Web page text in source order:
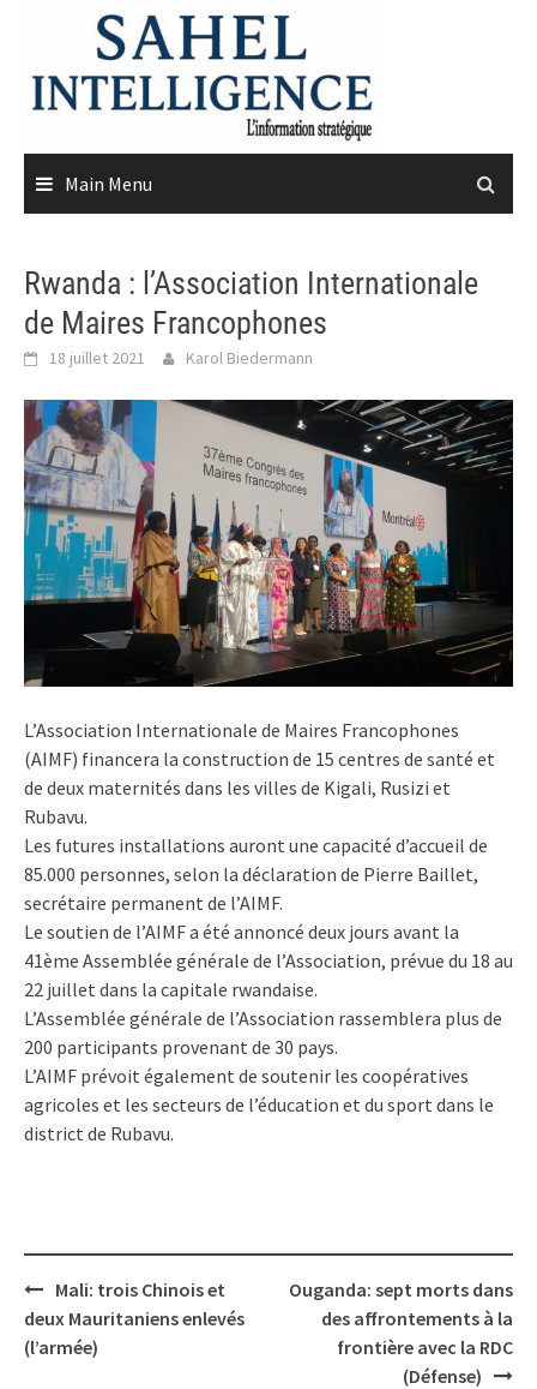
content
Main Menu
Rwanda : l’Association Internationale
de Maires Francophones
18 juillet 2021 Karol Biedermann
L’Association Internationale de Maires Francophones
(AIMF) financera la construction de 15 centres de santé et
de deux maternités dans les villes de Kigali, Rusizi et
Rubavu.
Les futures installations auront une capacité d’accueil de
85.000 personnes, selon la déclaration de Pierre Baillet,
secrétaire permanent de l’AIMF.
Le soutien de l’AIMF a été annoncé deux jours avant la
41ème Assemblée générale de l’Association, prévue du 18 au
22 juillet dans la capitale rwandaise.
L’Assemblée générale de l’Association rassemblera plus de
200 participants provenant de 30 pays.
L’AIMF prévoit également de soutenir les coopératives
agricoles et les secteurs de l’éducation et du sport dans le
district de Rubavu.
Post
navigation
Mali: trois Chinois et
deux Mauritaniens enlevés
(l’armée)
Ouganda: sept morts dans
des affrontements à la
frontière avec la RDC
(Défense)